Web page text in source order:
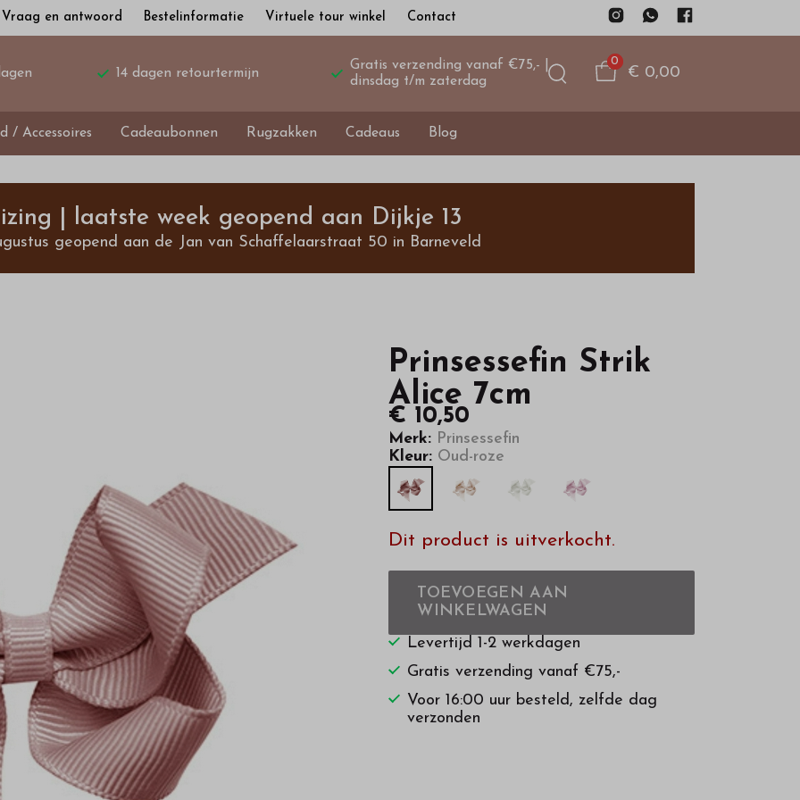
Vraag en antwoord Bestelinformatie Virtuele tour winkel Contact
14 dagen retourtermijn
Gratis verzending vanaf €75,- |
dinsdag t/m zaterdag
0
€ 0,00
/ Accessoires Cadeaubonnen Rugzakken Cadeaus Blog
| laatste week geopend aan Dijkje 13
geopend aan de Jan van Schaffelaarstraat 50 in Barneveld
Prinsessefin Strik
Alice 7cm
€ 10,50
Merk: Prinsessefin
Kleur: Oud-roze
Dit product is uitverkocht.
TOEVOEGEN AAN
WINKELWAGEN
Levertijd 1-2 werkdagen
Gratis verzending vanaf €75,-
Voor 16:00 uur besteld, zelfde dag
verzonden